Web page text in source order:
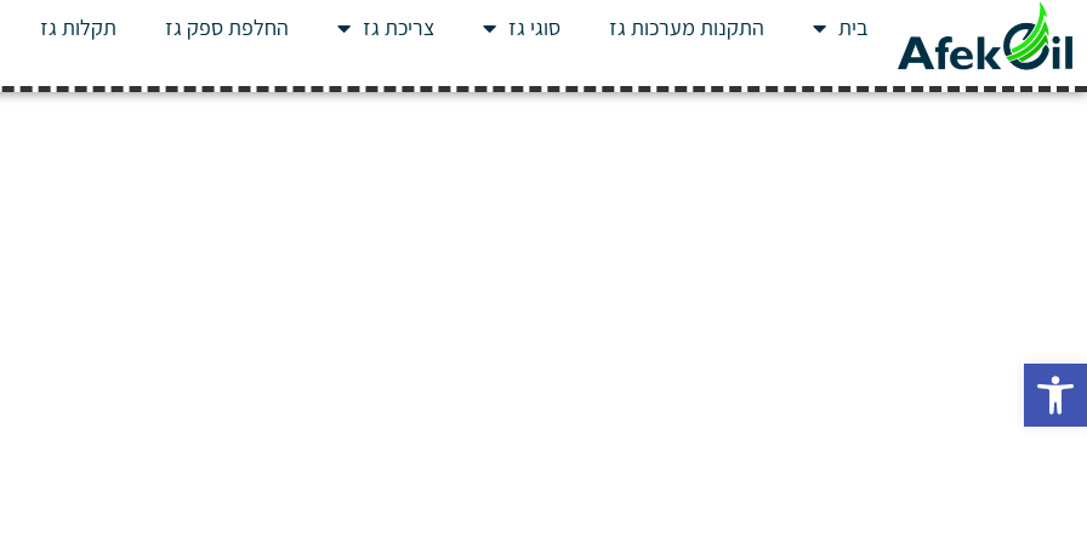
פתח סרגל נגישות
בית התקנות מערכות גז סוגי גז צריכת גז החלפת ספק גז תקלות גז